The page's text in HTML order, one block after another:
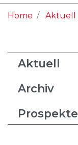
Home Aktuell
Aktuell
Archiv
Prospekte